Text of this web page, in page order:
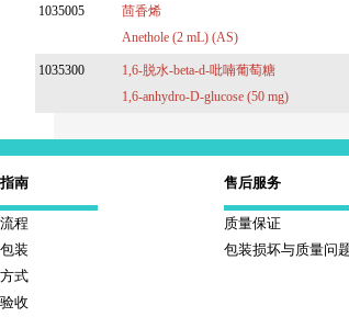
1035005
茴香烯
Anethole (2 mL) (AS)
1035300
1,6-脱水-beta-d-吡喃葡萄糖
1,6-anhydro-D-glucose (50 mg)
南
程
装
式
收
售后服务
质量保证
包装损坏与质量问